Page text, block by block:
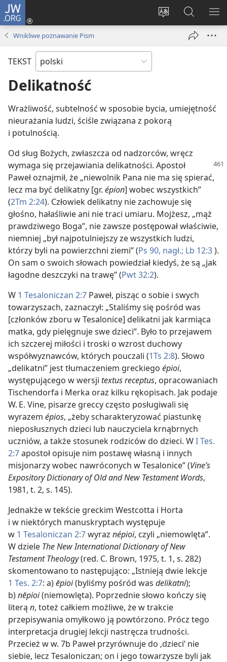
JW.ORG
Wybór
Logowanie
(opens
Szukaj
na
JW.ORG
Wnikliwe poznawanie Pism
TEKST
Delikatność
Wrażliwość, subtelność w sposobie bycia, umiejętność
nieurażania ludzi, ściśle związana z pokorą
i potulnością.
Od sług Bożych, zwłaszcza od nadzorców, wręcz
wymaga się przejawiania delikatności. Apostoł
Paweł oznajmił, że „niewolnik Pana nie ma się spierać,
lecz ma być delikatny [gr. épion] wobec wszystkich”
(2Tm 2:24). Człowiek delikatny nie zachowuje się
głośno, hałaśliwie ani nie traci umiaru. Mojżesz, „mąż
prawdziwego Boga”, nie zawsze postępował właściwie,
niemniej „był najpotulniejszy ze wszystkich ludzi,
którzy byli na powierzchni ziemi” (Ps 90, nagł.; Lb 12:3).
On sam o swoich słowach powiedział kiedyś, że są „jak
łagodne deszczyki na trawę” (Pwt 32:2).
W 1 Tesaloniczan 2:7 Paweł, pisząc o sobie i swych
towarzyszach, zaznaczył: „Staliśmy się pośród was
[członków zboru w Tesalonice] delikatni jak karmiąca
matka, gdy pielęgnuje swe dzieci”. Było to przejawem
ich szczerej miłości i troski o wzrost duchowy
współwyznawców, których pouczali (1Ts 2:8). Słowo
„delikatni” jest tłumaczeniem greckiego épioi,
występującego w wersji textus receptus, opracowaniach
Tischendorfa i Merka oraz kilku rękopisach. Jak podaje
W. E. Vine, pisarze greccy często posługiwali się
wyrazem épios, „żeby scharakteryzować piastunkę
nieposłusznych dzieci lub nauczyciela krnąbrnych
uczniów, a także stosunek rodziców do dzieci. WI Tes.
2:7apostoł opisuje nim postawę własną i innych
misjonarzy wobec nawróconych w Tesalonice” (Vine’s
Expository Dictionary of Old and New Testament Words,
1981, t. 2, s. 145).
Jednakże w tekście greckim Westcotta i Horta
i w niektórych manuskryptach występuje
w 1 Tesaloniczan 2:7wyraz népioi, czyli „niemowlęta”.
W dziele The New International Dictionary of New
Testament Theology(red. C. Brown, 1975, t. 1, s. 282)
skomentowano to następująco: „Istnieją dwie lekcje
1 Tes. 2:7: a)ēpioi(byliśmy pośród was delikatni);
b)nēpioi(niemowlęta). Poprzednie słowo kończy się
literą n, toteż całkiem możliwe, że w trakcie
przepisywania omyłkowo ją powtórzono. Prócz tego
interpretacja drugiej lekcji nastręcza trudności.
Przecież w w. 7b Paweł przyrównuje do ‚dzieci’ nie
siebie, lecz Tesaloniczan; on i jego towarzysze byli jak